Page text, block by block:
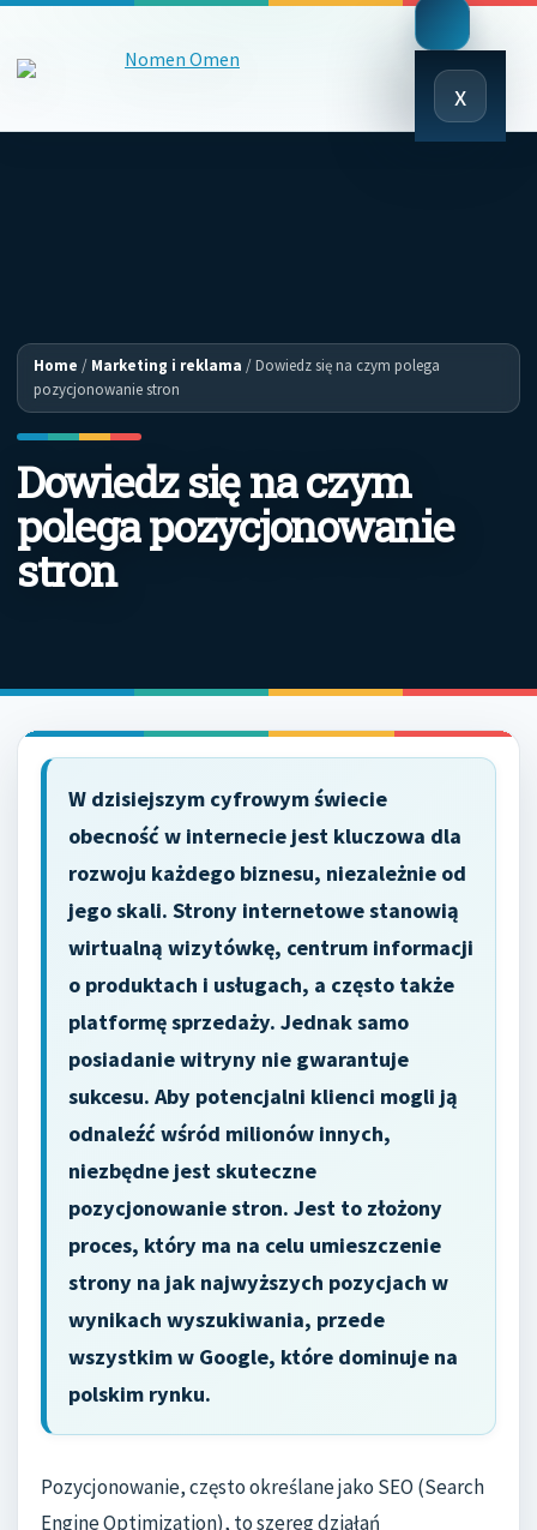
x
Close
Menu
Home / Marketing i reklama /Dowiedz się na czym polega
pozycjonowanie stron
Dowiedz się na czym
polega pozycjonowanie
stron
W dzisiejszym cyfrowym świecie
obecność w internecie jest kluczowa dla
rozwoju każdego biznesu, niezależnie od
jego skali. Strony internetowe stanowią
wirtualną wizytówkę, centrum informacji
o produktach i usługach, a często także
platformę sprzedaży. Jednak samo
posiadanie witryny nie gwarantuje
sukcesu. Aby potencjalni klienci mogli ją
odnaleźć wśród milionów innych,
niezbędne jest skuteczne
pozycjonowanie stron. Jest to złożony
proces, który ma na celu umieszczenie
strony na jak najwyższych pozycjach w
wynikach wyszukiwania, przede
wszystkim w Google, które dominuje na
polskim rynku.
Pozycjonowanie, często określane jako SEO (Search
Engine Optimization), to szereg działań